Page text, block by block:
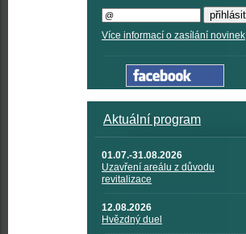
Více informací o zasílání novinek
Aktuální program
01.07.-31.08.2026
Uzavření areálu z důvodu
revitalizace
12.08.2026
Hvězdný duel